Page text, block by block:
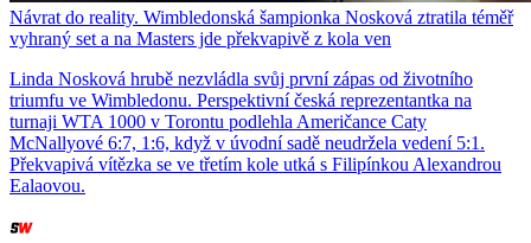
Návrat do reality. Wimbledonská šampionka Nosková ztratila téměř
vyhraný set a na Masters jde překvapivě z kola ven
Linda Nosková hrubě nezvládla svůj první zápas od životního
triumfu ve Wimbledonu. Perspektivní česká reprezentantka na
turnaji WTA 1000 v Torontu podlehla Američance Caty
McNallyové 6:7, 1:6, když v úvodní sadě neudržela vedení 5:1.
Překvapivá vítězka se ve třetím kole utká s Filipínkou Alexandrou
Ealaovou.